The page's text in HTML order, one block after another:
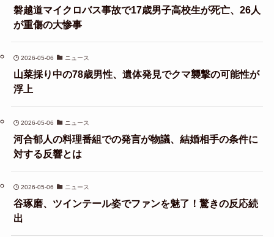
磐越道マイクロバス事故で17歳男子高校生が死亡、26人
が重傷の大惨事
2026-05-06 ニュース
山菜採り中の78歳男性、遺体発見でクマ襲撃の可能性が
浮上
2026-05-06 ニュース
河合郁人の料理番組での発言が物議、結婚相手の条件に
対する反響とは
2026-05-06 ニュース
谷琢磨、ツインテール姿でファンを魅了！驚きの反応続
出